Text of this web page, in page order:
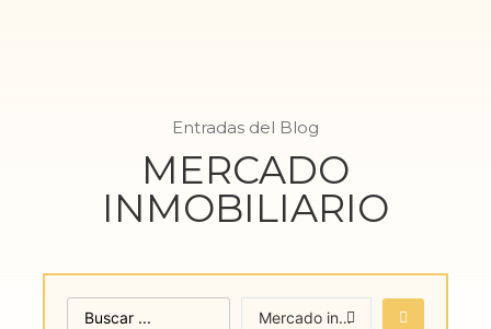
Entradas del Blog
MERCADO
INMOBILIARIO